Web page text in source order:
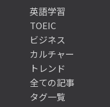
英語学習
TOEIC
ビジネス
カルチャー
トレンド
全ての記事
タグ一覧